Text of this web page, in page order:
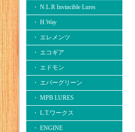
・ N.L.R Invincible Lures
・ H.Way
・ エレメンツ
・ エコギア
・ エドモン
・ エバーグリーン
・ MPB LURES
・ L.T.ワークス
・ ENGINE